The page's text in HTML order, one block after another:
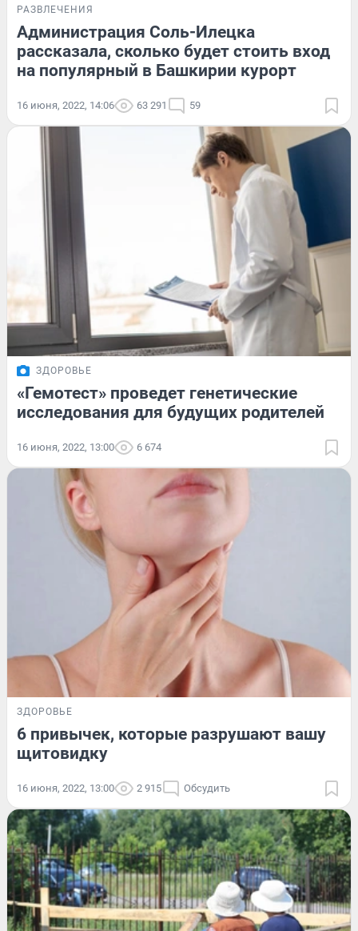
РАЗВЛЕЧЕНИЯ
Администрация Соль-Илецка
рассказала, сколько будет стоить вход
на популярный в Башкирии курорт
16 июня, 2022, 14:06 63 291 59
ЗДОРОВЬЕ
«Гемотест» проведет генетические
исследования для будущих родителей
16 июня, 2022, 13:00 6 674
ЗДОРОВЬЕ
6 привычек, которые разрушают вашу
щитовидку
16 июня, 2022, 13:00 2 915 Обсудить